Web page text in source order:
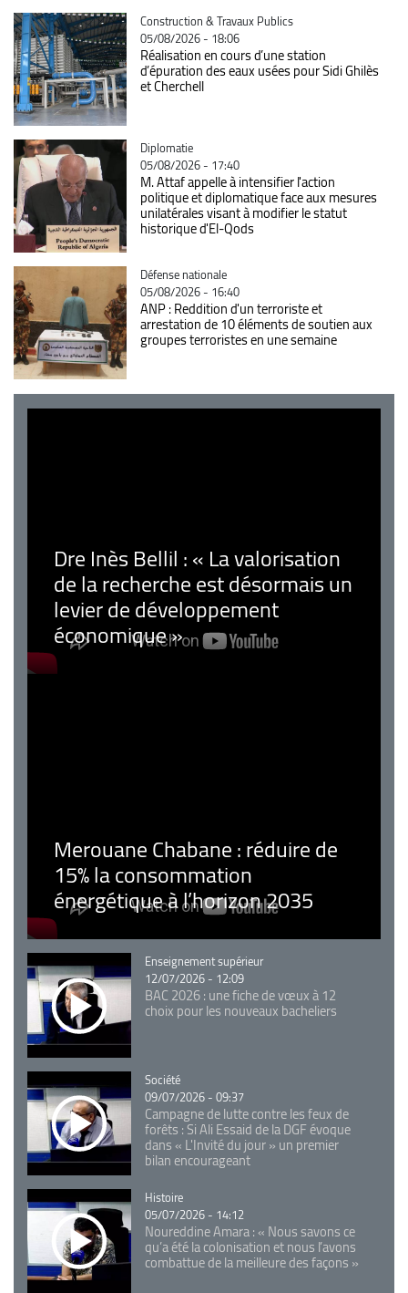
Catégorie
Construction & Travaux Publics
05/08/2026 - 18:06
Réalisation en cours d’une station
d’épuration des eaux usées pour Sidi Ghilès
et Cherchell
Catégorie
Diplomatie
05/08/2026 - 17:40
M. Attaf appelle à intensifier l'action
politique et diplomatique face aux mesures
unilatérales visant à modifier le statut
historique d'El-Qods
Catégorie
Défense nationale
05/08/2026 - 16:40
ANP : Reddition d'un terroriste et
arrestation de 10 éléments de soutien aux
groupes terroristes en une semaine
Dre Inès Bellil : « La valorisation
de la recherche est désormais un
levier de développement
économique »
Merouane Chabane : réduire de
15% la consommation
énergétique à l’horizon 2035
Catégorie
Enseignement supérieur
12/07/2026 - 12:09
BAC 2026 : une fiche de vœux à 12
choix pour les nouveaux bacheliers
Catégorie
Société
09/07/2026 - 09:37
Campagne de lutte contre les feux de
forêts : Si Ali Essaid de la DGF évoque
dans « L'Invité du jour » un premier
bilan encourageant
Catégorie
Histoire
05/07/2026 - 14:12
Noureddine Amara : « Nous savons ce
qu’a été la colonisation et nous l’avons
combattue de la meilleure des façons »